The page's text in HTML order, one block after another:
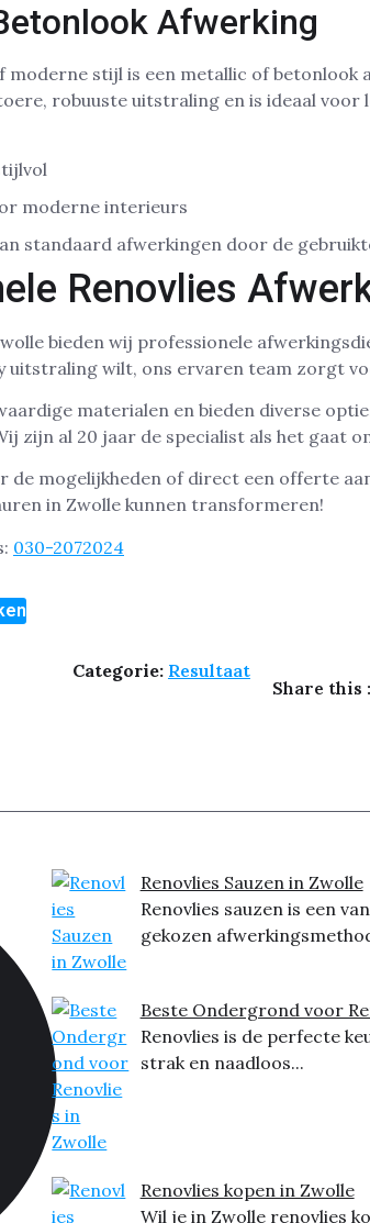
Afwerking
moderne stijl is een metallic of betonlook
robuuste uitstraling en is ideaal
moderne interieurs
standaard afwerkingen door de
Renovlies
bieden wij professionele
uitstraling wilt, ons ervaren team zorgt
materialen en bieden diverse
zijn al 20 jaar de specialist als het gaat
de mogelijkheden of direct een offerte
in Zwolle kunnen transformeren!
030-2072024
Categorie: Resultaat
Share this :
Renovlies Sauzen in Zwolle
Renovlies sauzen is een
gekozen
Beste Ondergrond voor
Renovlies is de perfecte
strak en naadloos...
Renovlies kopen in Zwolle
Wil je in Zwolle renovlies